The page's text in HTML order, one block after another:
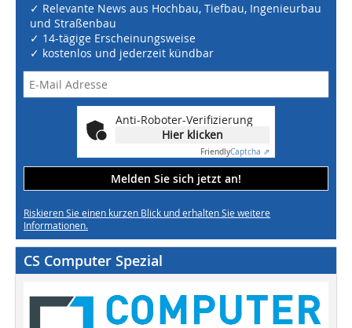
✓ Relevante News aus Hochbau, Tiefbau, Ingenieurbau
und Straßenbau
✓ 14-tägige Erscheinungsweise
✓ kostenlos und jederzeit kündbar
Anti-Roboter-Verifizierung
Hier klicken
FriendlyCaptcha ⇗
Melden Sie sich jetzt an!
Riskieren Sie einen kurzen Blick und erhalten Sie weitere
Informationen.
CS Computer Spezial